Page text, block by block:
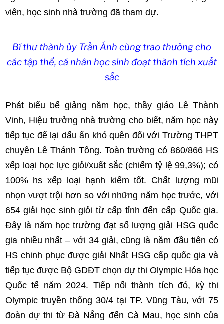
viên, học sinh nhà trường đã tham dự.
Bí thư thành ủy Trần Ánh cùng trao thưởng cho
các tập thể, cá nhân học sinh đoạt thành tích xuất
sắc
Phát biểu bế giảng năm học, thầy giáo Lê Thành
Vinh, Hiệu trưởng nhà trường cho biết, năm học này
tiếp tục để lại dấu ấn khó quên đối với Trường THPT
chuyên Lê Thánh Tông. Toàn trường có 860/866 HS
xếp loại học lực giỏi/xuất sắc (chiếm tỷ lệ 99,3%); có
100% hs xếp loại hạnh kiểm tốt. Chất lượng mũi
nhọn vượt trội hơn so với những năm học trước, với
654 giải học sinh giỏi từ cấp tỉnh đến cấp Quốc gia.
Đây là năm học trường đạt số lượng giải HSG quốc
gia nhiều nhất – với 34 giải, cũng là năm đầu tiên có
HS chinh phục được giải Nhất HSG cấp quốc gia và
tiếp tục được Bộ GDĐT chọn dự thi Olympic Hóa học
Quốc tế năm 2024. Tiếp nối thành tích đó, kỳ thi
Olympic truyền thống 30/4 tại TP. Vũng Tàu, với 75
đoàn dự thi từ Đà Nẵng đến Cà Mau, học sinh của